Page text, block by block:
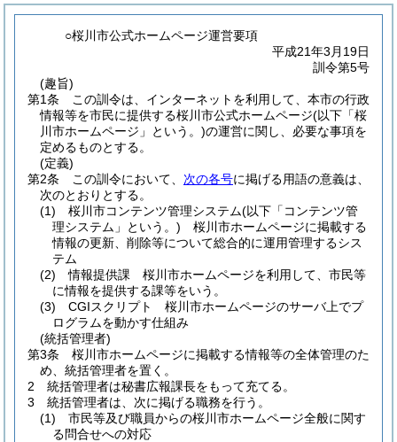
○桜川市公式ホームページ運営要項
平成21年3月19日
訓令第5号
(趣旨)
第1条
この訓令は、インターネットを利用して、本市の行政
情報等を市民に提供する桜川市公式ホームページ(以下「桜
川市ホームページ」という。)の運営に関し、必要な事項を
定めるものとする。
(定義)
第2条
この訓令において、 次の各号に掲げる用語の意義は、
次のとおりとする。
(1)
桜川市コンテンツ管理システム(以下「コンテンツ管
理システム」という。) 桜川市ホームページに掲載する
情報の更新、削除等について総合的に運用管理するシス
テム
(2)
情報提供課 桜川市ホームページを利用して、市民等
に情報を提供する課等をいう。
(3)
CGIスクリプト 桜川市ホームページのサーバ上でプ
ログラムを動かす仕組み
(統括管理者)
第3条
桜川市ホームページに掲載する情報等の全体管理のた
め、統括管理者を置く。
2
統括管理者は秘書広報課長をもって充てる。
3
統括管理者は、次に掲げる職務を行う。
(1)
市民等及び職員からの桜川市ホームページ全般に関す
る問合せへの対応